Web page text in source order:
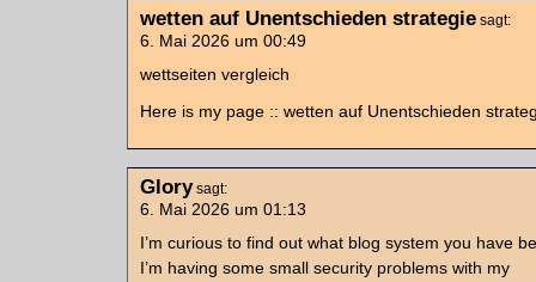
wetten auf Unentschieden strategie sagt:
6. Mai 2026 um 00:49
wettseiten vergleich
Here is my page :: wetten auf Unentschieden
Glory sagt:
6. Mai 2026 um 01:13
I’m curious to find out what blog system you have
I’m having some small security problems with my